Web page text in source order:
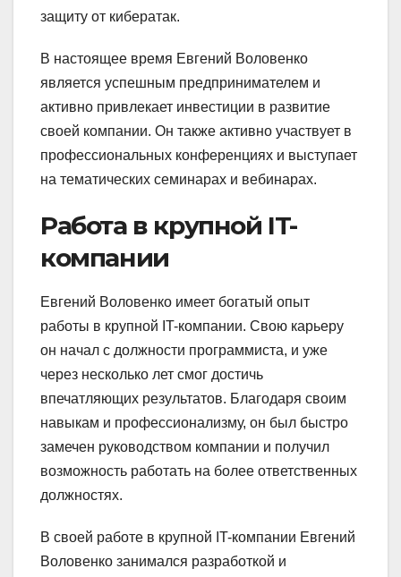
защиту от кибератак.
В настоящее время Евгений Воловенко
является успешным предпринимателем и
активно привлекает инвестиции в развитие
своей компании. Он также активно участвует в
профессиональных конференциях и выступает
на тематических семинарах и вебинарах.
Работа в крупной IT-
компании
Евгений Воловенко имеет богатый опыт
работы в крупной IT-компании. Свою карьеру
он начал с должности программиста, и уже
через несколько лет смог достичь
впечатляющих результатов. Благодаря своим
навыкам и профессионализму, он был быстро
замечен руководством компании и получил
возможность работать на более ответственных
должностях.
В своей работе в крупной IT-компании Евгений
Воловенко занимался разработкой и